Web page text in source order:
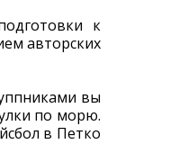
к
авторских
вы
по морю.
в Петко